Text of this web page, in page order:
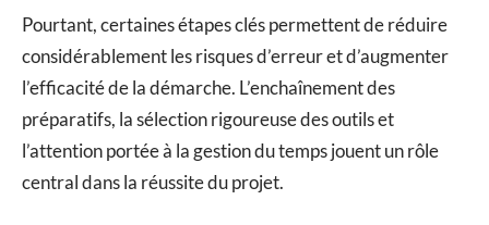
Pourtant, certaines étapes clés permettent de réduire
considérablement les risques d’erreur et d’augmenter
l’efficacité de la démarche. L’enchaînement des
préparatifs, la sélection rigoureuse des outils et
l’attention portée à la gestion du temps jouent un rôle
central dans la réussite du projet.